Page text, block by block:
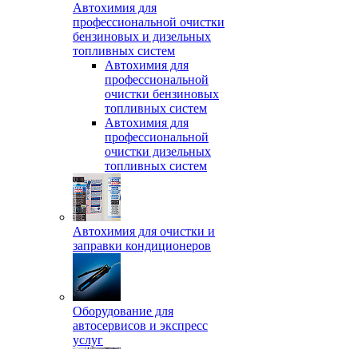
Автохимия для
профессиональной очистки
бензиновых и дизельных
топливных систем
Автохимия для
профессиональной
очистки бензиновых
топливных систем
Автохимия для
профессиональной
очистки дизельных
топливных систем
Автохимия для очистки и
заправки кондиционеров
Оборудование для
автосервисов и экспресс
услуг